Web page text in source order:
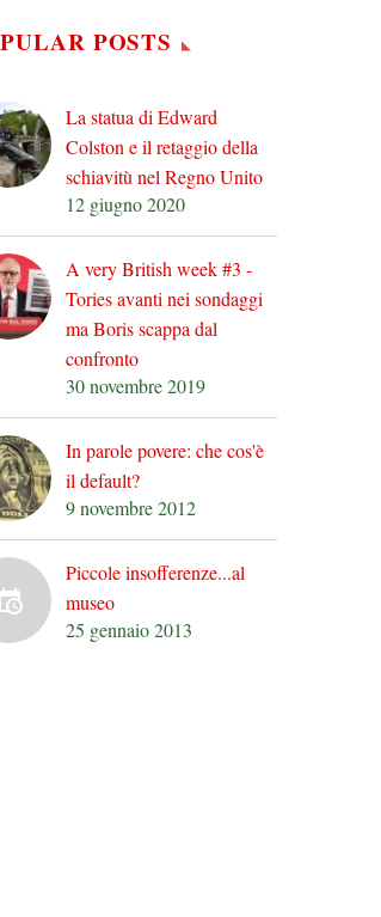
POSTS
La statua di Edward
Colston e il retaggio della
schiavitù nel Regno Unito
12 giugno 2020
A very British week #3 -
Tories avanti nei sondaggi
ma Boris scappa dal
confronto
30 novembre 2019
In parole povere: che cos'è
il default?
9 novembre 2012
Piccole insofferenze...al
museo
25 gennaio 2013